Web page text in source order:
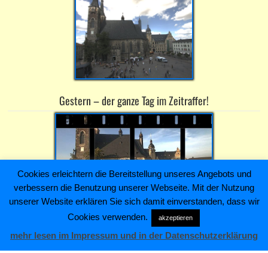
Gestern – der ganze Tag im Zeitraffer!
06366 Köthen (Anhalt) ~ Telefon: +493496211445
Cookies erleichtern die Bereitstellung unseres Angebots und
verbessern die Benutzung unserer Webseite. Mit der Nutzung
unserer Website erklären Sie sich damit einverstanden, dass wir
Cookies verwenden.
akzeptieren
mehr lesen im Impressum und in der Datenschutzerklärung